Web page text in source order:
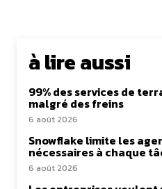
à lire aussi
99% des services de
malgré des freins
6 août 2026
Snowflake limite les
nécessaires à chaque
6 août 2026